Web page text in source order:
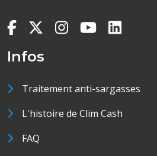
Infos
Traitement anti-sargasses
L'histoire de Clim Cash
FAQ